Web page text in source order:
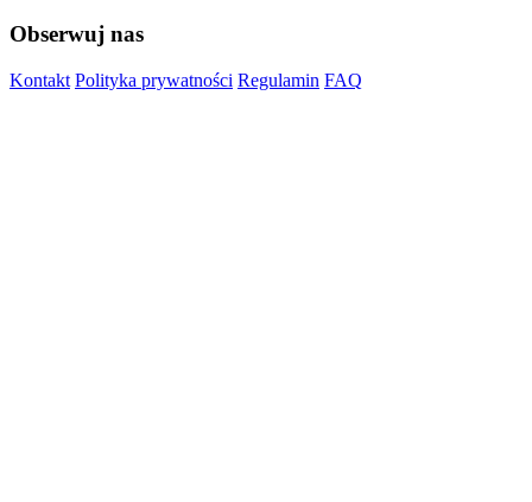
Obserwuj nas
Kontakt Polityka prywatności Regulamin FAQ